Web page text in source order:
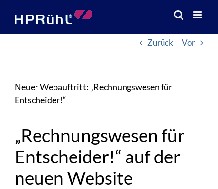
Inhalt
springen
Zurück
Vor
Neuer Webauftritt: „Rechnungswesen für
Entscheider!“
„Rechnungswesen für
Entscheider!“ auf der
neuen Website